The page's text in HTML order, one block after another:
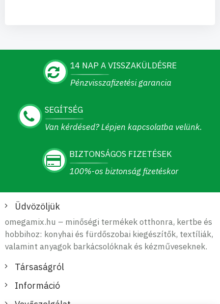
14 NAP A VISSZAKÜLDÉSRE
Pénzvisszafizetési garancia
SEGÍTSÉG
Van kérdésed? Lépjen kapcsolatba velünk.
BIZTONSÁGOS FIZETÉSEK
100%-os biztonság fizetéskor
Üdvözöljük
omegamix.hu – minőségi termékek otthonra, kertbe és
hobbihoz: konyhai és fürdőszobai kiegészítők, textíliák,
valamint anyagok barkácsolóknak és kézműveseknek.
Társaságról
Információ